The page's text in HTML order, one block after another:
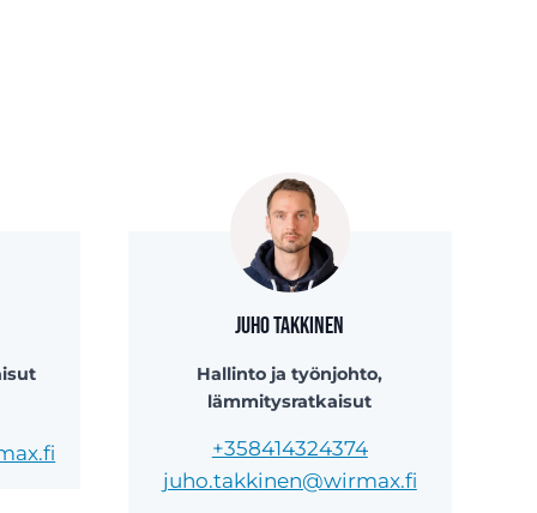
Juho Takkinen
Hallinto ja työnjohto,
lämmitysratkaisut
+358414324374
juho.takkinen@wirmax.fi